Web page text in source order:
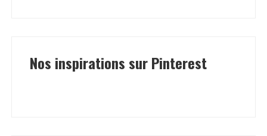
Nos inspirations sur Pinterest